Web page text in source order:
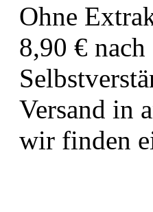
Ohne
8,90 €
Versand in
wir finden